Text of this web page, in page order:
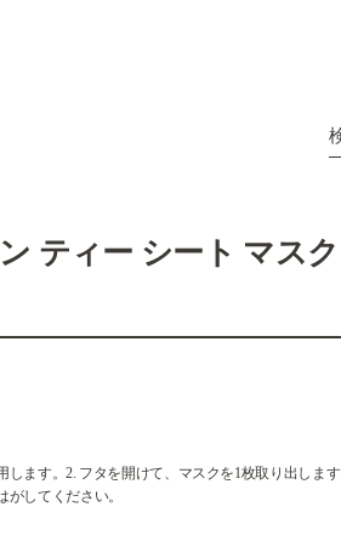
ティー シート マスク
ます。2. フタを開けて、マスクを1枚取り出しま
してください。